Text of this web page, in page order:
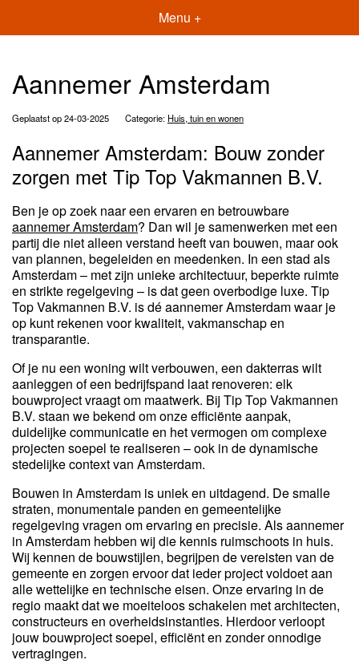
Menu +
Aannemer Amsterdam
Geplaatst op 24-03-2025 Categorie: Huis, tuin en wonen
Aannemer Amsterdam: Bouw zonder
zorgen met Tip Top Vakmannen B.V.
Ben je op zoek naar een ervaren en betrouwbare
aannemer Amsterdam? Dan wil je samenwerken met een
partij die niet alleen verstand heeft van bouwen, maar ook
van plannen, begeleiden en meedenken. In een stad als
Amsterdam – met zijn unieke architectuur, beperkte ruimte
en strikte regelgeving – is dat geen overbodige luxe. Tip
Top Vakmannen B.V. is dé aannemer Amsterdam waar je
op kunt rekenen voor kwaliteit, vakmanschap en
transparantie.
Of je nu een woning wilt verbouwen, een dakterras wilt
aanleggen of een bedrijfspand laat renoveren: elk
bouwproject vraagt om maatwerk. Bij Tip Top Vakmannen
B.V. staan we bekend om onze efficiënte aanpak,
duidelijke communicatie en het vermogen om complexe
projecten soepel te realiseren – ook in de dynamische
stedelijke context van Amsterdam.
Bouwen in Amsterdam is uniek en uitdagend. De smalle
straten, monumentale panden en gemeentelijke
regelgeving vragen om ervaring en precisie. Als aannemer
in Amsterdam hebben wij die kennis ruimschoots in huis.
Wij kennen de bouwstijlen, begrijpen de vereisten van de
gemeente en zorgen ervoor dat ieder project voldoet aan
alle wettelijke en technische eisen. Onze ervaring in de
regio maakt dat we moeiteloos schakelen met architecten,
constructeurs en overheidsinstanties. Hierdoor verloopt
jouw bouwproject soepel, efficiënt en zonder onnodige
vertragingen.